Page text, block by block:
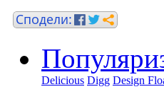
Delicious Digg Design